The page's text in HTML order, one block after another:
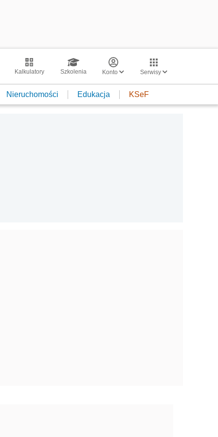
Kalkulatory Szkolenia Konto Serwisy
Nieruchomości Edukacja KSeF